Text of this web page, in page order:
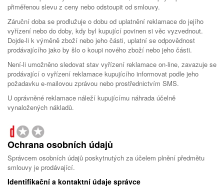
přiměřenou slevu z ceny nebo odstoupit od smlouvy.
Záruční doba se prodlužuje o dobu od uplatnění reklamace do jejího
vyřízení nebo do doby, kdy byl kupující povinen si věc vyzvednout.
Dojde-li k výměně zboží nebo jeho části, uplatní se odpovědnost
prodávajícího jako by šlo o koupi nového zboží nebo jeho části.
Není-li umožněno sledovat stav vyřízení reklamace on-line, zavazuje se
prodávající o vyřízení reklamace kupujícího informovat podle jeho
požadavku e-mailovou zprávou nebo prostřednictvím SMS.
U oprávněné reklamace náleží kupujícímu náhrada účelně
vynaložených nákladů.
Ochrana osobních údajů
Správcem osobních údajů poskytnutých za účelem plnění předmětu
smlouvy je prodávající.
Identifikační a kontaktní údaje správce